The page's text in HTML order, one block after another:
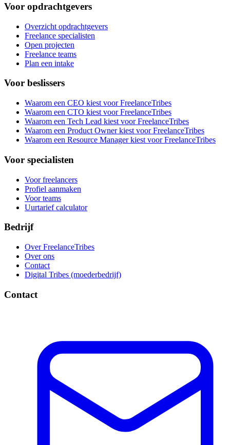
Voor opdrachtgevers
Overzicht opdrachtgevers
Freelance specialisten
Open projecten
Freelance teams
Plan een intake
Voor beslissers
Waarom een CEO kiest voor FreelanceTribes
Waarom een CTO kiest voor FreelanceTribes
Waarom een Tech Lead kiest voor FreelanceTribes
Waarom een Product Owner kiest voor FreelanceTribes
Waarom een Resource Manager kiest voor FreelanceTribes
Voor specialisten
Voor freelancers
Profiel aanmaken
Voor teams
Uurtarief calculator
Bedrijf
Over FreelanceTribes
Over ons
Contact
Digital Tribes (moederbedrijf)
Contact